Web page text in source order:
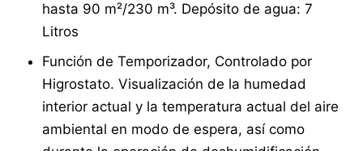
hasta 90 m²/230 m³. Depósito de agua: 7
Litros
Función de Temporizador, Controlado por
Higrostato. Visualización de la humedad
interior actual y la temperatura actual del aire
ambiental en modo de espera, así como